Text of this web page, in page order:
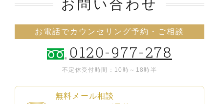
お問い合わせ
お電話でカウンセリング予約・ご相談
0120-977-278
不定休 受付時間：10時～18時半
無料メール相談